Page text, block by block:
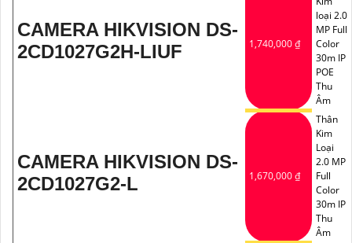
CAMERA HIKVISION DS-
2CD1027G2H-LIUF
1,740,000 ₫
loại 2.0
MP Full
Color
30m IP
POE
Thu
Âm
CAMERA HIKVISION DS-
2CD1027G2-L
1,670,000 ₫
Thân
Kim
Loại
2.0 MP
Full
Color
30m IP
Thu
Âm